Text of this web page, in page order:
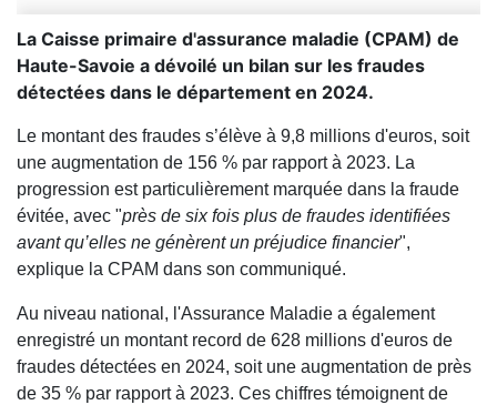
La Caisse primaire d'assurance maladie (CPAM) de
Haute-Savoie a dévoilé un bilan sur les fraudes
détectées dans le département en 2024.
Le montant des fraudes s’élève à 9,8 millions d'euros, soit
une augmentation de 156 % par rapport à 2023. La
progression est particulièrement marquée dans la fraude
évitée, avec "près de six fois plus de fraudes identifiées
avant qu’elles ne génèrent un préjudice financier",
explique la CPAM dans son communiqué.
Au niveau national, l'Assurance Maladie a également
enregistré un montant record de 628 millions d'euros de
fraudes détectées en 2024, soit une augmentation de près
de 35 % par rapport à 2023. Ces chiffres témoignent de